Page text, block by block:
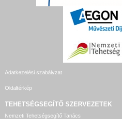
Adatkezelési szabályzat
Oldaltérkép
TEHETSÉGSEGÍTŐ SZERVEZETEK
Nemzeti Tehetségsegítő Tanács